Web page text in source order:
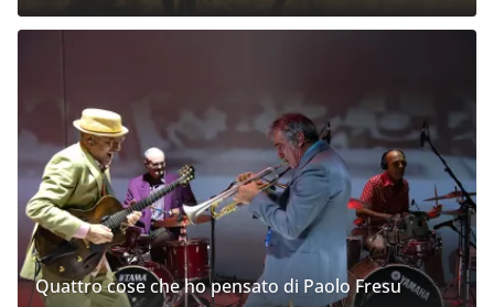
Quattro cose che ho pensato di Paolo Fresu